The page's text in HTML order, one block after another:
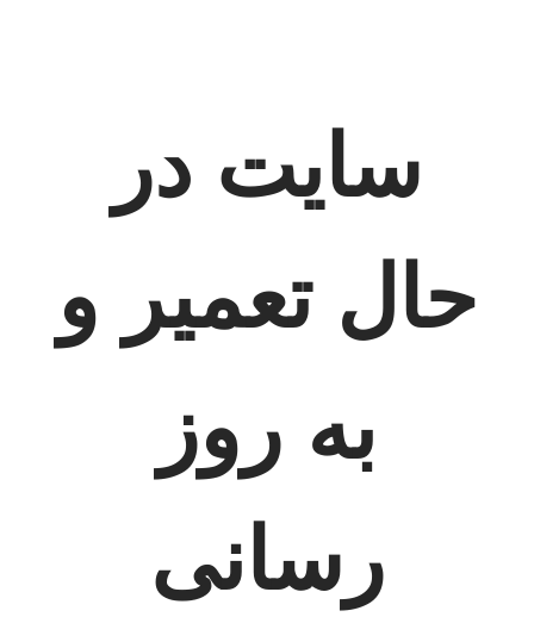
سایت در
حال تعمیر و
به روز
رسانی